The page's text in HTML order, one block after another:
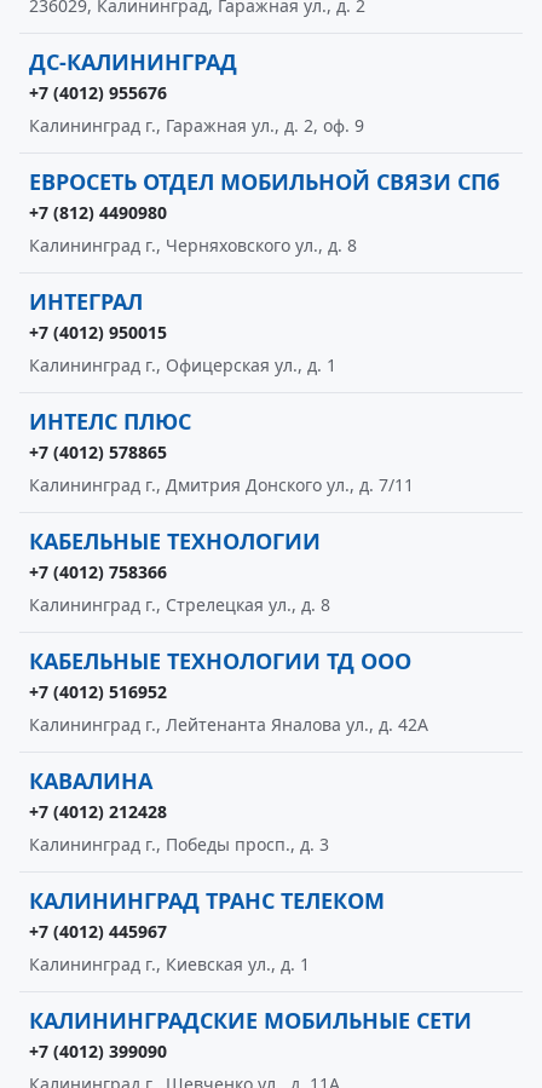
236029, Калининград, Гаражная ул., д. 2
ДС-КАЛИНИНГРАД
+7 (4012) 955676
Калининград г., Гаражная ул., д. 2, оф. 9
ЕВРОСЕТЬ ОТДЕЛ МОБИЛЬНОЙ СВЯЗИ СПб
+7 (812) 4490980
Калининград г., Черняховского ул., д. 8
ИНТЕГРАЛ
+7 (4012) 950015
Калининград г., Офицерская ул., д. 1
ИНТЕЛС ПЛЮС
+7 (4012) 578865
Калининград г., Дмитрия Донского ул., д. 7/11
КАБЕЛЬНЫЕ ТЕХНОЛОГИИ
+7 (4012) 758366
Калининград г., Стрелецкая ул., д. 8
КАБЕЛЬНЫЕ ТЕХНОЛОГИИ ТД ООО
+7 (4012) 516952
Калининград г., Лейтенанта Яналова ул., д. 42А
КАВАЛИНА
+7 (4012) 212428
Калининград г., Победы просп., д. 3
КАЛИНИНГРАД ТРАНС ТЕЛЕКОМ
+7 (4012) 445967
Калининград г., Киевская ул., д. 1
КАЛИНИНГРАДСКИЕ МОБИЛЬНЫЕ СЕТИ
+7 (4012) 399090